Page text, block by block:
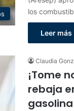
los
Leer más
Claudia
¡Tome
rebaja